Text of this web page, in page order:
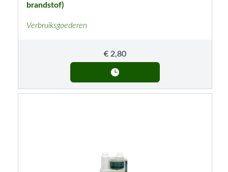
brandstof)
Verbruiksgoederen
€ 2,80